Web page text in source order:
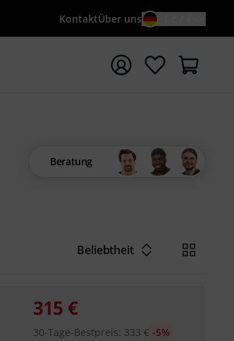
KontaktÜber uns
starten
Beratung
Beliebtheit
315 €
30-Tage-Bestpreis: 333 € -5%